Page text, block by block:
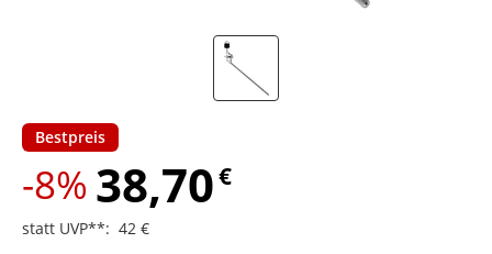
Bestpreis
-8% 38,70€
statt UVP**: 42 €